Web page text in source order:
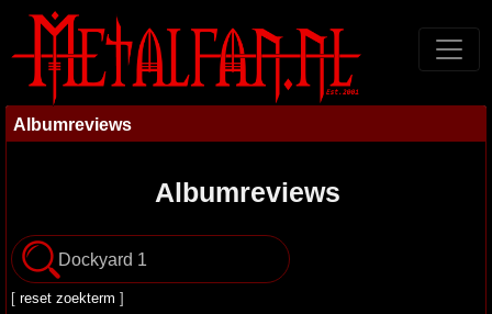
Albumreviews
Albumreviews
[ reset zoekterm ]